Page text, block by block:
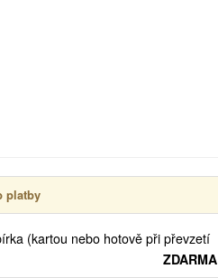
platby
(kartou nebo hotově při převzetí
ZDARMA